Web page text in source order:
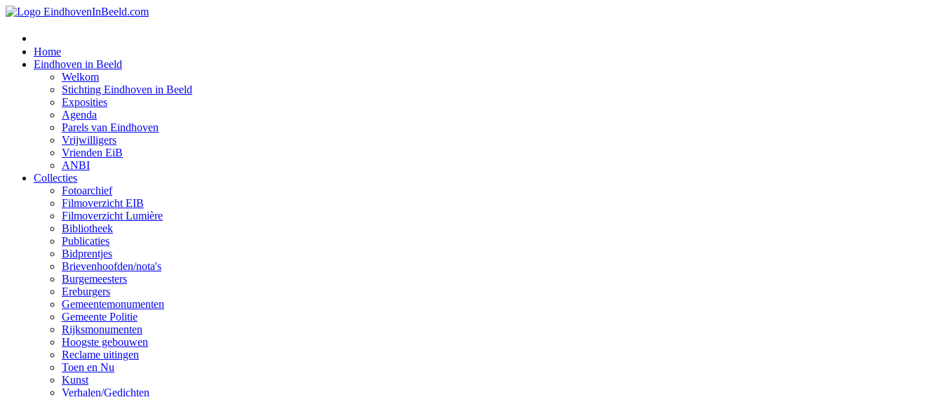
Home
Eindhoven in Beeld
Welkom
Stichting Eindhoven in Beeld
Exposities
Agenda
Parels van Eindhoven
Vrijwilligers
Vrienden EiB
ANBI
Collecties
Fotoarchief
Filmoverzicht EIB
Filmoverzicht Lumière
Bibliotheek
Publicaties
Bidprentjes
Brievenhoofden/nota's
Burgemeesters
Ereburgers
Gemeentemonumenten
Gemeente Politie
Rijksmonumenten
Hoogste gebouwen
Reclame uitingen
Toen en Nu
Kunst
Verhalen/Gedichten